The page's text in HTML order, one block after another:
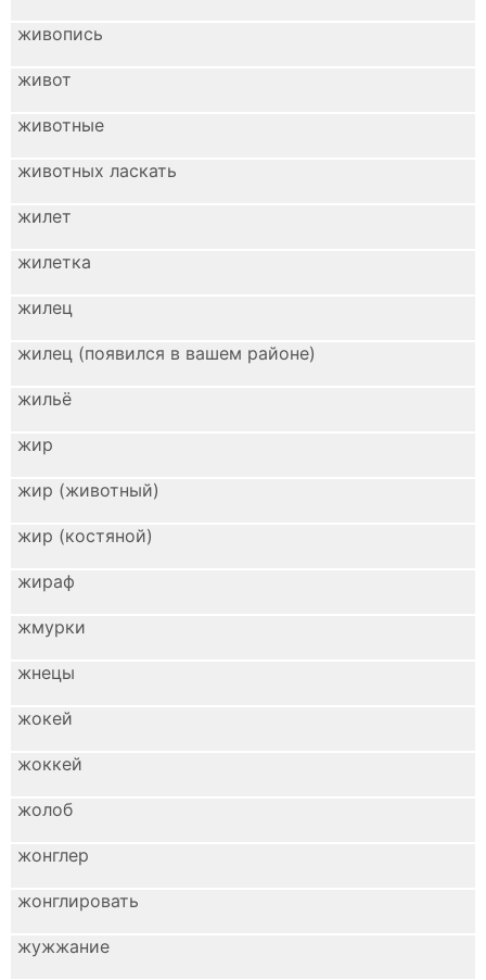
живопись
живот
животные
животных ласкать
жилет
жилетка
жилец
жилец (появился в вашем районе)
жильё
жир
жир (животный)
жир (костяной)
жираф
жмурки
жнецы
жокей
жоккей
жолоб
жонглер
жонглировать
жужжание